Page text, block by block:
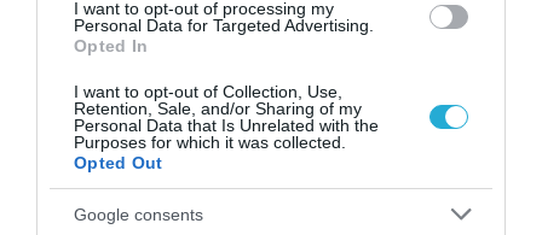
I want to opt-out of processing my
Personal Data for Targeted Advertising.
Opted In
I want to opt-out of Collection, Use,
Retention, Sale, and/or Sharing of my
Personal Data that Is Unrelated with the
Purposes for which it was collected.
Opted Out
Google consents
θάλασσα που μαγνήτισαν τα βλέμματα
ΙΩΑΝΝΑ ΚΑΡΑ
08.08.2026 | 18:39
Μαρία Σολωμού: Οι «καυτές»
απογευματινές βουτιές με μαγιό–Οι
φωτογραφίες που ανέβασαν τη
θερμοκρασία!
ΙΩΑΝΝΑ ΠΥΛΟΥΔΗ
08.08.2026 | 16:23